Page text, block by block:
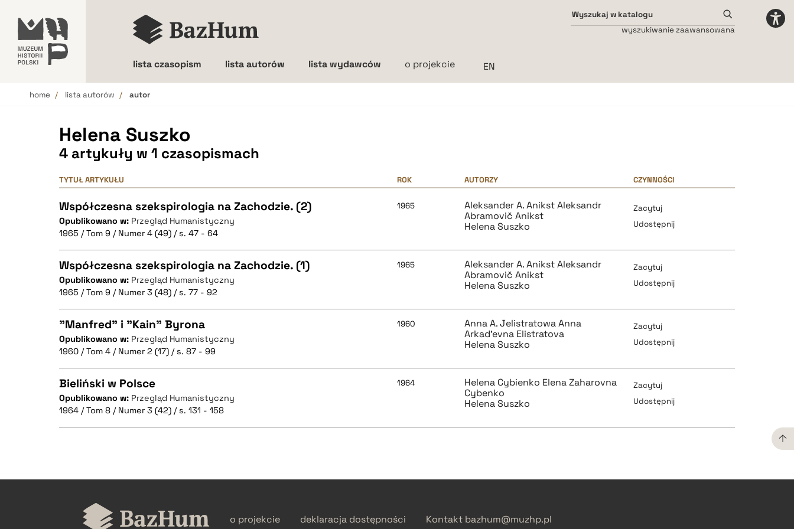
lista czasopism lista autorów lista wydawców o projekcie
wyszukiwanie zaawansowana
home lista autorów autor
Helena Suszko
4 artykuły w 1 czasopismach
TYTUŁ ARTYKUŁU ROK AUTORZY CZYNNOŚCI
Współczesna szekspirologia na Zachodzie. (2)
Opublikowano w: Przegląd Humanistyczny
1965 / Tom 9 / Numer 4 (49) / s. 47 - 64
1965
Aleksander A. Anikst Aleksandr
Abramovič Anikst
Helena Suszko
Zacytuj
Udostępnij
CZYSTY TEKST
pobierz cytat
BIBTEX
pobierz cytat
Współczesna szekspirologia na Zachodzie. (1)
Opublikowano w: Przegląd Humanistyczny
1965 / Tom 9 / Numer 3 (48) / s. 77 - 92
1965
Aleksander A. Anikst Aleksandr
Abramovič Anikst
Helena Suszko
Zacytuj
Udostępnij
CZYSTY TEKST
pobierz cytat
BIBTEX
"Manfred" i "Kain" Byrona
Opublikowano w: Przegląd Humanistyczny
1960 / Tom 4 / Numer 2 (17) / s. 87 - 99
1960
Anna A. Jelistratowa Anna
Arkad'evna Elistratova
Helena Suszko
Zacytuj
Udostępnij
CZYSTY TEKST
BIBTEX
Bieliński w Polsce
Opublikowano w: Przegląd Humanistyczny
1964 / Tom 8 / Numer 3 (42) / s. 131 - 158
1964
Helena Cybienko Elena Zaharovna
Cybenko
Helena Suszko
Zacytuj
Udostępnij
o projekcie deklaracja dostępności Kontakt bazhum@muzhp.pl